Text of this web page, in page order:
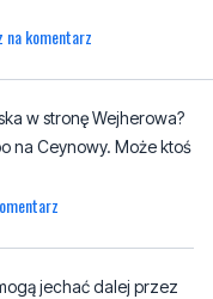
na komentarz
w stronę Wejherowa?
na Ceynowy. Może ktoś
jechać dalej przez